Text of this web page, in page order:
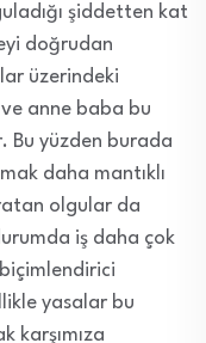
şiddetten kat
doğrudan
üzerindeki
anne baba bu
Bu yüzden burada
daha mantıklı
olgular da
iş daha çok
yasalar bu
karşımıza